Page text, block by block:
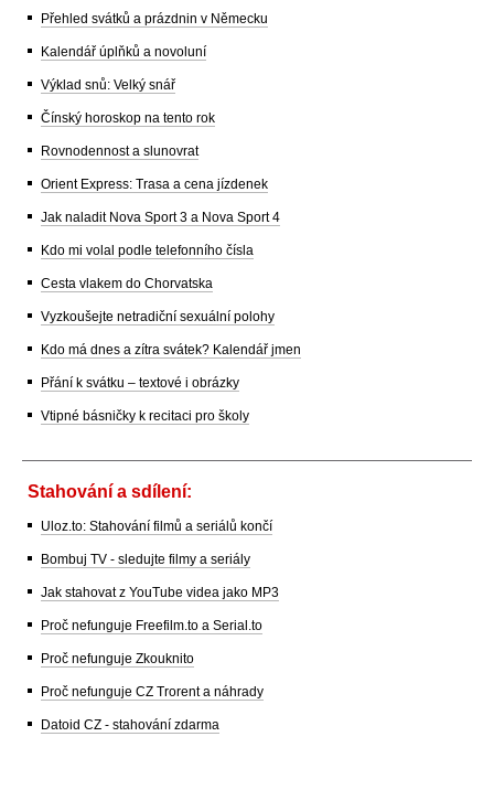
Přehled svátků a prázdnin v Německu
Kalendář úplňků a novoluní
Výklad snů: Velký snář
Čínský horoskop na tento rok
Rovnodennost a slunovrat
Orient Express: Trasa a cena jízdenek
Jak naladit Nova Sport 3 a Nova Sport 4
Kdo mi volal podle telefonního čísla
Cesta vlakem do Chorvatska
Vyzkoušejte netradiční sexuální polohy
Kdo má dnes a zítra svátek? Kalendář jmen
Přání k svátku – textové i obrázky
Vtipné básničky k recitaci pro školy
Stahování a sdílení:
Uloz.to: Stahování filmů a seriálů končí
Bombuj TV - sledujte filmy a seriály
Jak stahovat z YouTube videa jako MP3
Proč nefunguje Freefilm.to a Serial.to
Proč nefunguje Zkouknito
Proč nefunguje CZ Trorent a náhrady
Datoid CZ - stahování zdarma